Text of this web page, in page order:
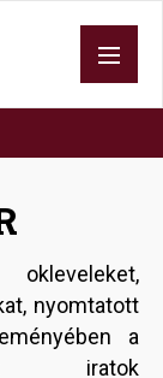
nyomtatott
a
iratok